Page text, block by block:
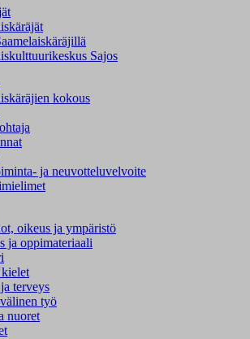
Sajos
kokous
ja neuvotteluvelvoite
oikeus ja ympäristö
ja oppimateriaali
kielet
terveys
työ
nuoret